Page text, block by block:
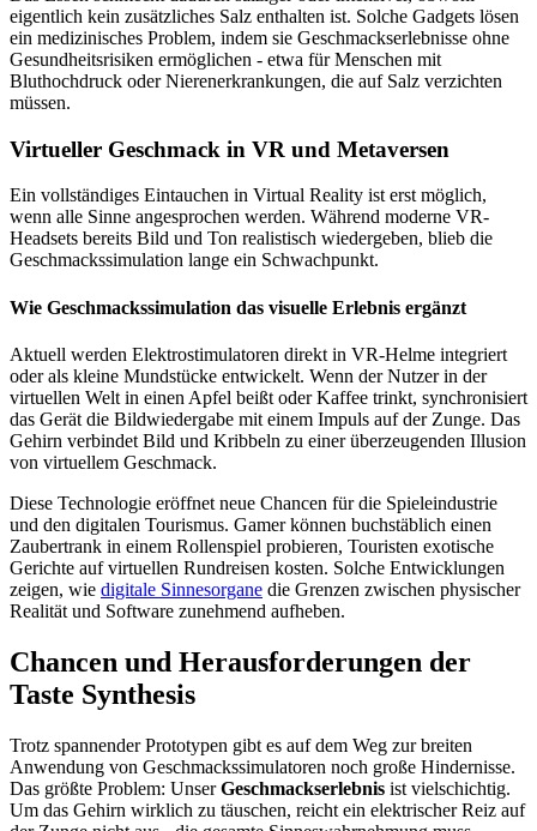
eigentlich kein zusätzliches Salz enthalten ist. Solche Gadgets lösen
ein medizinisches Problem, indem sie Geschmackserlebnisse ohne
Gesundheitsrisiken ermöglichen - etwa für Menschen mit
Bluthochdruck oder Nierenerkrankungen, die auf Salz verzichten
müssen.
Virtueller Geschmack in VR und Metaversen
Ein vollständiges Eintauchen in Virtual Reality ist erst möglich,
wenn alle Sinne angesprochen werden. Während moderne VR-
Headsets bereits Bild und Ton realistisch wiedergeben, blieb die
Geschmackssimulation lange ein Schwachpunkt.
Wie Geschmackssimulation das visuelle Erlebnis ergänzt
Aktuell werden Elektrostimulatoren direkt in VR-Helme integriert
oder als kleine Mundstücke entwickelt. Wenn der Nutzer in der
virtuellen Welt in einen Apfel beißt oder Kaffee trinkt, synchronisiert
das Gerät die Bildwiedergabe mit einem Impuls auf der Zunge. Das
Gehirn verbindet Bild und Kribbeln zu einer überzeugenden Illusion
von virtuellem Geschmack.
Diese Technologie eröffnet neue Chancen für die Spieleindustrie
und den digitalen Tourismus. Gamer können buchstäblich einen
Zaubertrank in einem Rollenspiel probieren, Touristen exotische
Gerichte auf virtuellen Rundreisen kosten. Solche Entwicklungen
zeigen, wie digitale Sinnesorgane die Grenzen zwischen physischer
Realität und Software zunehmend aufheben.
Chancen und Herausforderungen der
Taste Synthesis
Trotz spannender Prototypen gibt es auf dem Weg zur breiten
Anwendung von Geschmackssimulatoren noch große Hindernisse.
Das größte Problem: UnserGeschmackserlebnis ist vielschichtig.
Um das Gehirn wirklich zu täuschen, reicht ein elektrischer Reiz auf